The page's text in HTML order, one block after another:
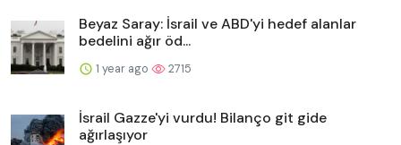
Beyaz Saray: İsrail ve ABD'yi hedef alanlar
bedelini ağır öd...
1 year ago 2715
İsrail Gazze'yi vurdu! Bilanço git gide
ağırlaşıyor